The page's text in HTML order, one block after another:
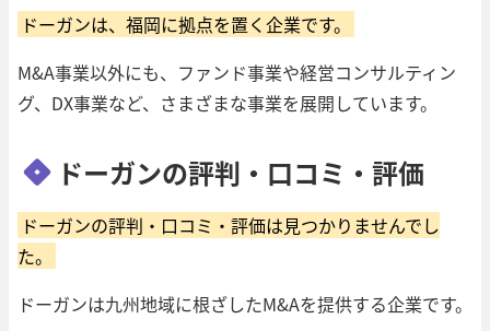
ドーガンは、福岡に拠点を置く企業です。
M&A事業以外にも、ファンド事業や経営コンサルティン
グ、DX事業など、さまざまな事業を展開しています。
ドーガンの評判・口コミ・評価
ドーガンの評判・口コミ・評価は見つかりませんでし
た。
ドーガンは九州地域に根ざしたM&Aを提供する企業です。